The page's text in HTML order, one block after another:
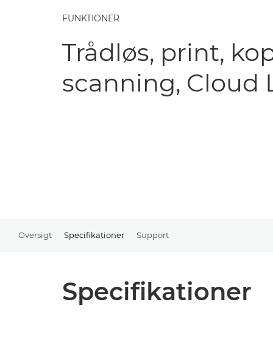
FUNKTIONER
Trådløs, print,
scanning, Cloud
Oversigt Specifikationer Support
Specifikationer